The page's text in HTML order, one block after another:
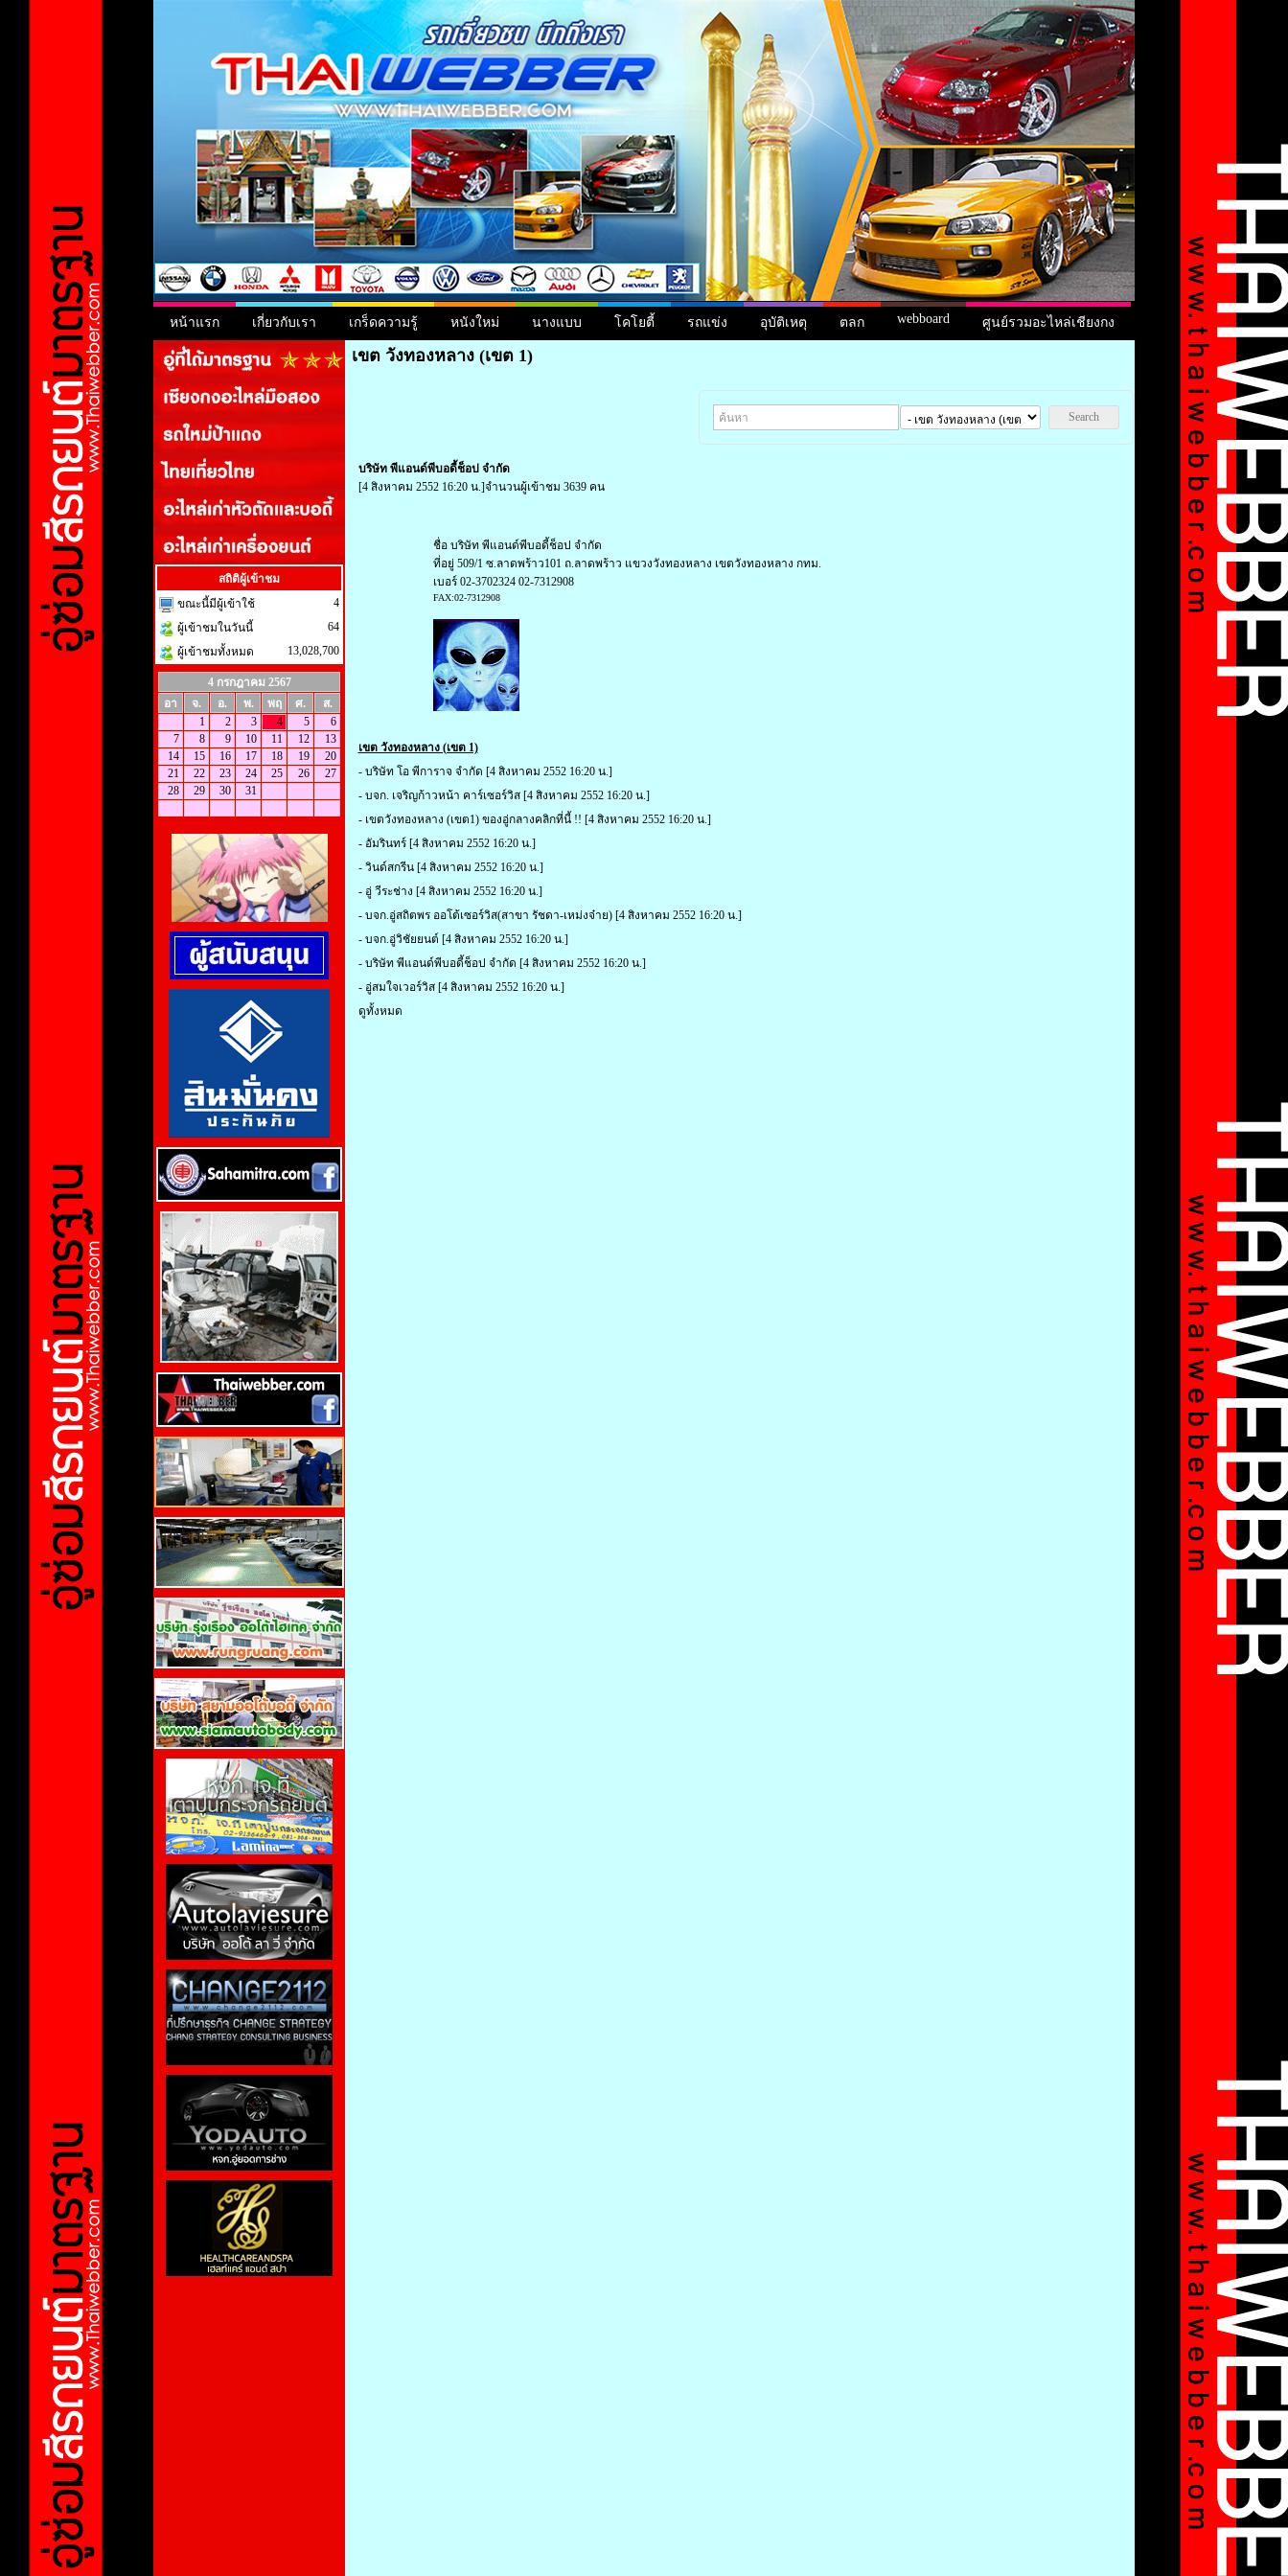
หน้าแรก เกี่ยวกับเรา เกร็ดความรู้ หนังใหม่ นางแบบ โคโยตี้ รถแข่ง อุบัติเหตุ ตลก webboard ศูนย์รวมอะไหล่เชียงกง
สถิติผู้เข้าชม
ขณะนี้มีผู้เข้าใช้
4
ผู้เข้าชมในวันนี้
64
ผู้เข้าชมทั้งหมด
13,028,700
4 กรกฎาคม 2567
อา
จ. อ. พ. พฤ ศ.
ส.
1
2 3 4 5
6
7
8 9 10 11 12
13
14
15 16 17 18 19
20
21
22 23 24 25 26
27
28
29 30 31
เขต วังทองหลาง (เขต 1)
Search
บริษัท พีแอนด์พีบอดี้ช็อป จำกัด
[4 สิงหาคม 2552 16:20 น.]จำนวนผู้เข้าชม 3639 คน
ชื่อ บริษัท พีแอนด์พีบอดี้ช็อป จำกัด
ที่อยู่ 509/1 ซ.ลาดพร้าว101 ถ.ลาดพร้าว แขวงวังทองหลาง เขตวังทองหลาง กทม.
เบอร์ 02-3702324 02-7312908
FAX:02-7312908
เขต วังทองหลาง (เขต 1)
- บริษัท โอ พีการาจ จำกัด [4 สิงหาคม 2552 16:20 น.]
- บจก. เจริญก้าวหน้า คาร์เซอร์วิส[4 สิงหาคม 2552 16:20 น.]
- เขตวังทองหลาง (เขต1) ของอู่กลางคลิกที่นี้ !! [4 สิงหาคม 2552 16:20 น.]
- อัมรินทร์[4 สิงหาคม 2552 16:20 น.]
- วินด์สกรีน[4 สิงหาคม 2552 16:20 น.]
- อู่ วีระช่าง [4 สิงหาคม 2552 16:20 น.]
- บจก.อู่สถิตพร ออโต้เซอร์วิส(สาขา รัชดา-เหม่งจ๋าย)[4 สิงหาคม 2552 16:20 น.]
- บจก.อู่วิชัยยนต์ [4 สิงหาคม 2552 16:20 น.]
- บริษัท พีแอนด์พีบอดี้ช็อป จำกัด [4 สิงหาคม 2552 16:20 น.]
- อู่สมใจเวอร์วิส[4 สิงหาคม 2552 16:20 น.]
ดูทั้งหมด